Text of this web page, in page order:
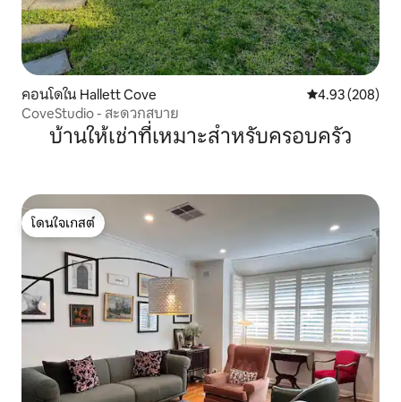
คอนโดใน Hallett Cove คะแนนเฉลี่ย
4.93 (208)
CoveStudio - สะดวกสบาย
บ้านให้เช่าที่เหมาะสำหรับครอบครัว
โดนใจเกสต์
โดนใจเกสต์